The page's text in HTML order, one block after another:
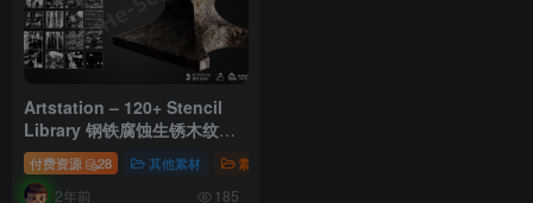
Artstation – 120+ Stencil
Library 钢铁腐蚀生锈木纹石
头划痕贴图素材
付费资源 28 其他素材 素材
2年前 185